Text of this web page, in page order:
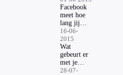
zonder
toestemming
door)
Facebook
meet hoe
lang jij
leest
16-06-
2015
Wat
gebeurt er
met je
Facebook-
28-07-